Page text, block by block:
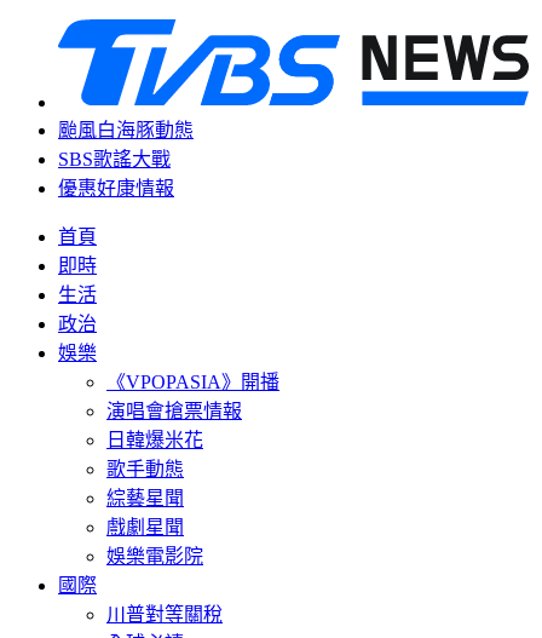
颱風白海豚動態
SBS歌謠大戰
優惠好康情報
首頁
即時
生活
政治
娛樂
《VPOPASIA》開播
演唱會搶票情報
日韓爆米花
歌手動態
綜藝星聞
戲劇星聞
娛樂電影院
國際
川普對等關稅